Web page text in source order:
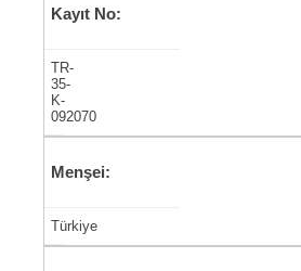
Kayıt No:
TR-
35-
K-
092070
Menşei:
Türkiye